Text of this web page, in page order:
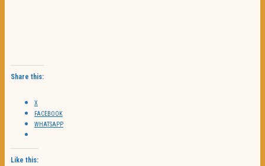
Share this:
X
FACEBOOK
WHATSAPP
Like this: